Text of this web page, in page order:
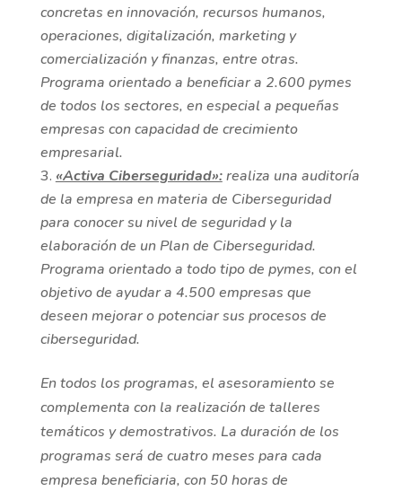
concretas en innovación, recursos humanos,
operaciones, digitalización, marketing y
comercialización y finanzas, entre otras.
Programa orientado a beneficiar a 2.600 pymes
de todos los sectores, en especial a pequeñas
empresas con capacidad de crecimiento
empresarial.
«Activa Ciberseguridad»:realiza una auditoría
de la empresa en materia de Ciberseguridad
para conocer su nivel de seguridad y la
elaboración de un Plan de Ciberseguridad.
Programa orientado a todo tipo de pymes, con el
objetivo de ayudar a 4.500 empresas que
deseen mejorar o potenciar sus procesos de
ciberseguridad.
En todos los programas, el asesoramiento se
complementa con la realización de talleres
temáticos y demostrativos. La duración de los
programas será de cuatro meses para cada
empresa beneficiaria, con 50 horas de